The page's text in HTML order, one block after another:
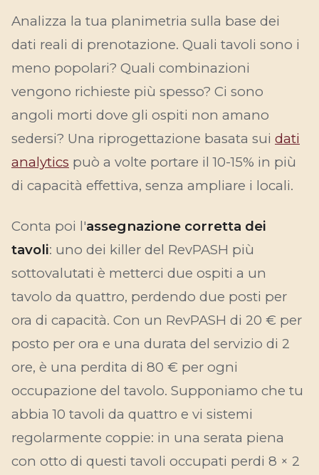
Analizza la tua planimetria sulla base dei
dati reali di prenotazione. Quali tavoli sono i
meno popolari? Quali combinazioni
vengono richieste più spesso? Ci sono
angoli morti dove gli ospiti non amano
sedersi? Una riprogettazione basata sui dati
analytics può a volte portare il 10-15% in più
di capacità effettiva, senza ampliare i locali.
Conta poi l'assegnazione corretta dei
tavoli: uno dei killer del RevPASH più
sottovalutati è metterci due ospiti a un
tavolo da quattro, perdendo due posti per
ora di capacità. Con un RevPASH di 20 € per
posto per ora e una durata del servizio di 2
ore, è una perdita di 80 € per ogni
occupazione del tavolo. Supponiamo che tu
abbia 10 tavoli da quattro e vi sistemi
regolarmente coppie: in una serata piena
con otto di questi tavoli occupati perdi 8 × 2